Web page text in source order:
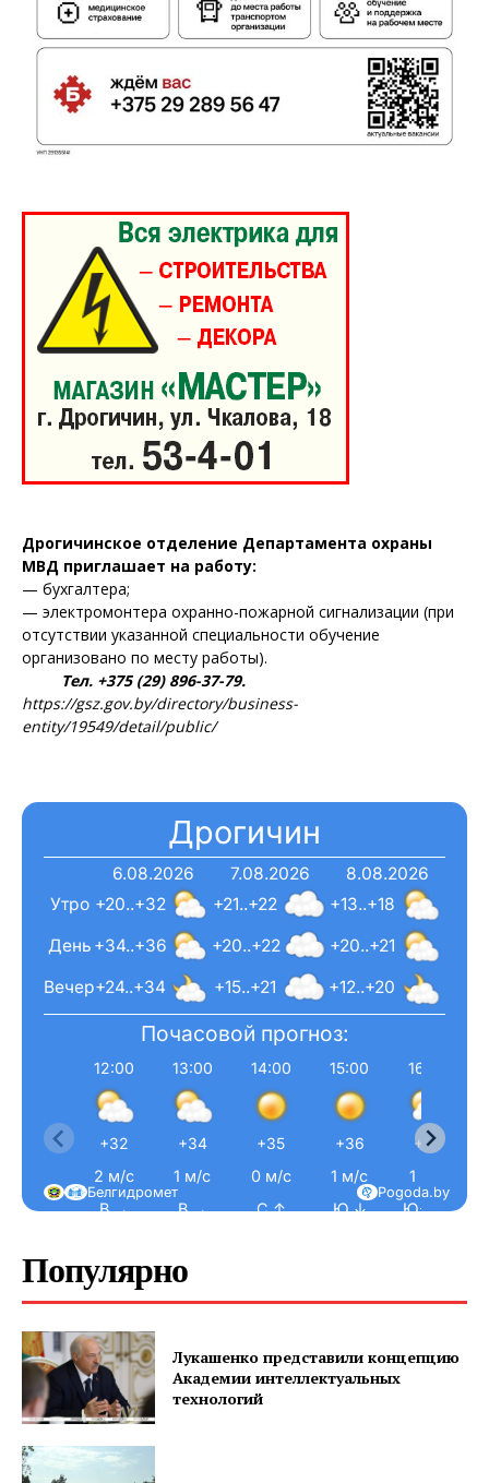
Дрогичинское отделение Департамента охраны
МВД приглашает на работу:
— бухгалтера;
— электромонтера охранно-пожарной сигнализации (при
отсутствии указанной специальности обучение
организовано по месту работы).
Тел. +375 (29) 896-37-79.
https://gsz.gov.by/directory/business-
entity/19549/detail/public/
Дрогичин
6.08.2026
+20..+32
+34..+36
+24..+34
7.08.2026
+21..+22
+20..+22
+15..+21
8.08.2026
+13..+18
+20..+21
+12..+20
Вечер
День
Утро
Почасовой прогноз:
12:00
+32
2 м/с
В →
13:00
+34
1 м/с
В →
14:00
+35
0 м/с
С ↑
15:00
+36
1 м/с
Ю ↓
16:00
+36
1 м/с
Ю-З ↙
Pogoda.by
Белгидромет
Популярно
Лукашенко представили концепцию
Академии интеллектуальных
технологий